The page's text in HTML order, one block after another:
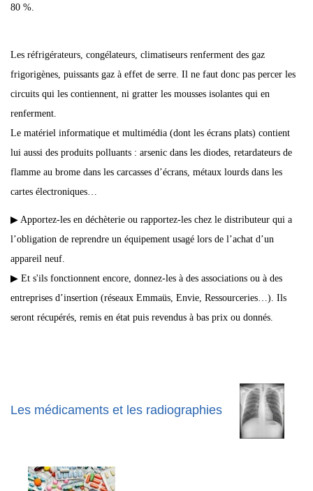
80 %.
Les réfrigérateurs, congélateurs, climatiseurs renferment des gaz
frigorigènes, puissants gaz à effet de serre. Il ne faut donc pas percer les
circuits qui les contiennent, ni gratter les mousses isolantes qui en
renferment.
Le matériel informatique et multimédia (dont les écrans plats) contient
lui aussi des produits polluants : arsenic dans les diodes, retardateurs de
flamme au brome dans les carcasses d’écrans, métaux lourds dans les
cartes électroniques…
▶ Apportez-les en déchèterie ou rapportez-les chez le distributeur qui a
l’obligation de reprendre un équipement usagé lors de l’achat d’un
appareil neuf.
▶ Et s'ils fonctionnent encore, donnez-les à des associations ou à des
entreprises d’insertion (réseaux Emmaüs, Envie, Ressourceries…). Ils
seront récupérés, remis en état puis revendus à bas prix ou donnés.
Les médicaments et les radiographies